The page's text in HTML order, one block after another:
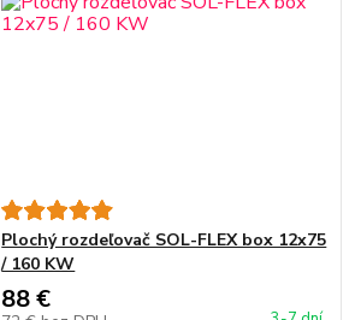
Plochý rozdeľovač SOL-FLEX box 12x75
/ 160 KW
88 €